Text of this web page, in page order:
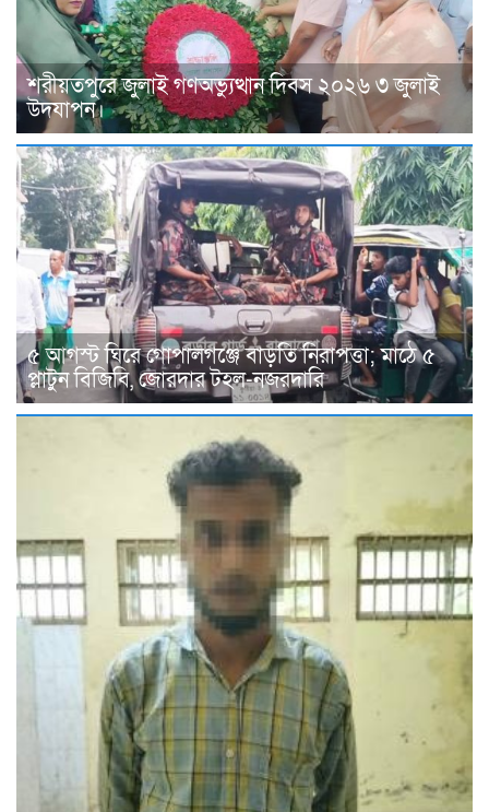
শরীয়তপুরে জুলাই গণঅভ্যুত্থান দিবস ২০২৬ ৩ জুলাই
উদযাপন।
৫ আগস্ট ঘিরে গোপালগঞ্জে বাড়তি নিরাপত্তা; মাঠে ৫
প্লাটুন বিজিবি, জোরদার টহল-নজরদারি